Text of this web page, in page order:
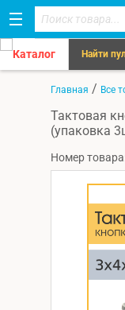
Каталог Найти
Главная / Все
Тактовая
(упаковка
Номер